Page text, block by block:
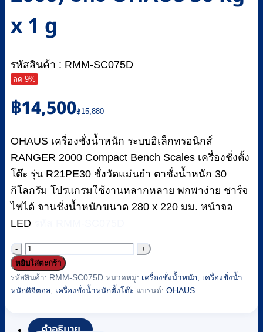
x 1 g
รหัสสินค้า : RMM-SC075D
ลด 9%
฿15,880
Original
price
฿15,880.
฿14,500
Current
price
฿14,500.
OHAUS เครื่องชั่งน้ำหนัก ระบบอิเล็กทรอนิกส์
RANGER 2000 Compact Bench Scales เครื่องชั่งตั้ง
โต๊ะ รุ่น R21PE30 ชั่งวัดแม่นยำ ตาชั่งน้ำหนัก 30
กิโลกรัม โปรแกรมใช้งานหลากหลาย พกพาง่าย ชาร์จ
ไฟได้ จานชั่งน้ำหนักขนาด 280 x 220 มม. หน้าจอ
LED
จำนวน
เครื่อง
ชั่ง
หยิบใส่ตะกร้า
รหัสสินค้า: RMM-SC075D หมวดหมู่: เครื่องชั่งน้ำหนัก เครื่องชั่งน้ำ
หนักดิจิตอล เครื่องชั่งน้ำหนักตั้งโต๊ะ แบรนด์: OHAUS